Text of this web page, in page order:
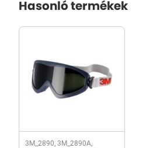
Hasonló termékek
3M_2890, 3M_2890A,